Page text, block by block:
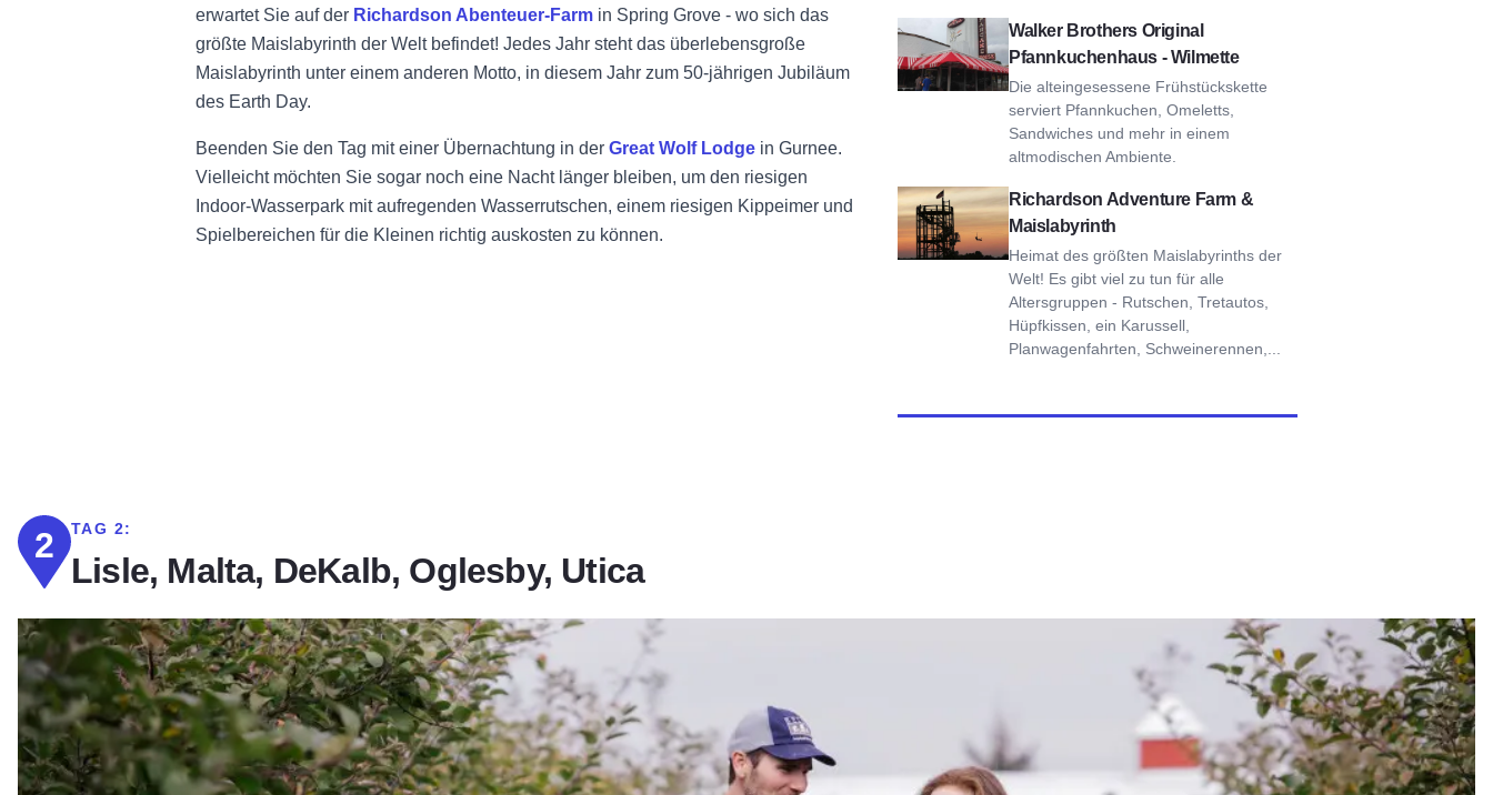
erwartet Sie auf der Richardson Abenteuer-Farm in Spring Grove - wo sich das
größte Maislabyrinth der Welt befindet! Jedes Jahr steht das überlebensgroße
Maislabyrinth unter einem anderen Motto, in diesem Jahr zum 50-jährigen Jubiläum
des Earth Day.
Beenden Sie den Tag mit einer Übernachtung in der Great Wolf Lodge in Gurnee.
Vielleicht möchten Sie sogar noch eine Nacht länger bleiben, um den riesigen
Indoor-Wasserpark mit aufregenden Wasserrutschen, einem riesigen Kippeimer und
Spielbereichen für die Kleinen richtig auskosten zu können.
Walker Brothers Original
Pfannkuchenhaus - Wilmette
Die alteingesessene Frühstückskette
serviert Pfannkuchen, Omeletts,
Sandwiches und mehr in einem
altmodischen Ambiente.
Siehe Walker Brothers Original Pfannkuchenhaus - Wilmette
Richardson Adventure Farm &
Maislabyrinth
Heimat des größten Maislabyrinths der
Welt! Es gibt viel zu tun für alle
Altersgruppen - Rutschen, Tretautos,
Hüpfkissen, ein Karussell,
Planwagenfahrten, Schweinerennen,...
Richardson Adventure Farm & Maislabyrinth ansehen
2 TAG 2:
Lisle, Malta, DeKalb, Oglesby, Utica